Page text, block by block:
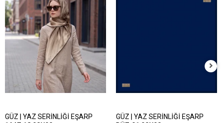
GÜZ | YAZ SERİNLİĞİ EŞARP
GÜZ | YAZ SERİNLİĞİ EŞARP